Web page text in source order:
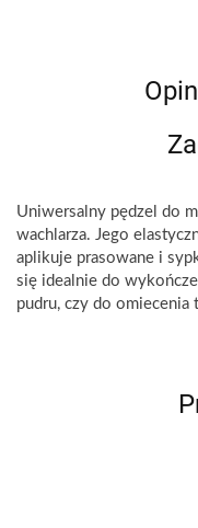
Uniwersalny pędzel do
wachlarza. Jego
aplikuje prasowane i
się idealnie do
pudru, czy do omiecenia